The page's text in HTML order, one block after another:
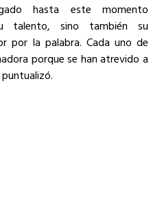
hasta este momento
talento, sino también su
por la palabra. Cada uno de
porque se han atrevido a